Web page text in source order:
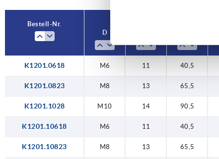
Bestell-Nr.
D
K1201.0618 M6 11 40,5
K1201.0823 M8 13 65,5
K1201.1028 M10 14 90,5
K1201.10618 M6 11 40,5
K1201.10823 M8 13 65,5